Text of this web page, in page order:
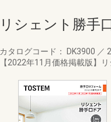
リシェント勝手
カタログコード： DK3900 ／
【2022年11月価格掲載版】